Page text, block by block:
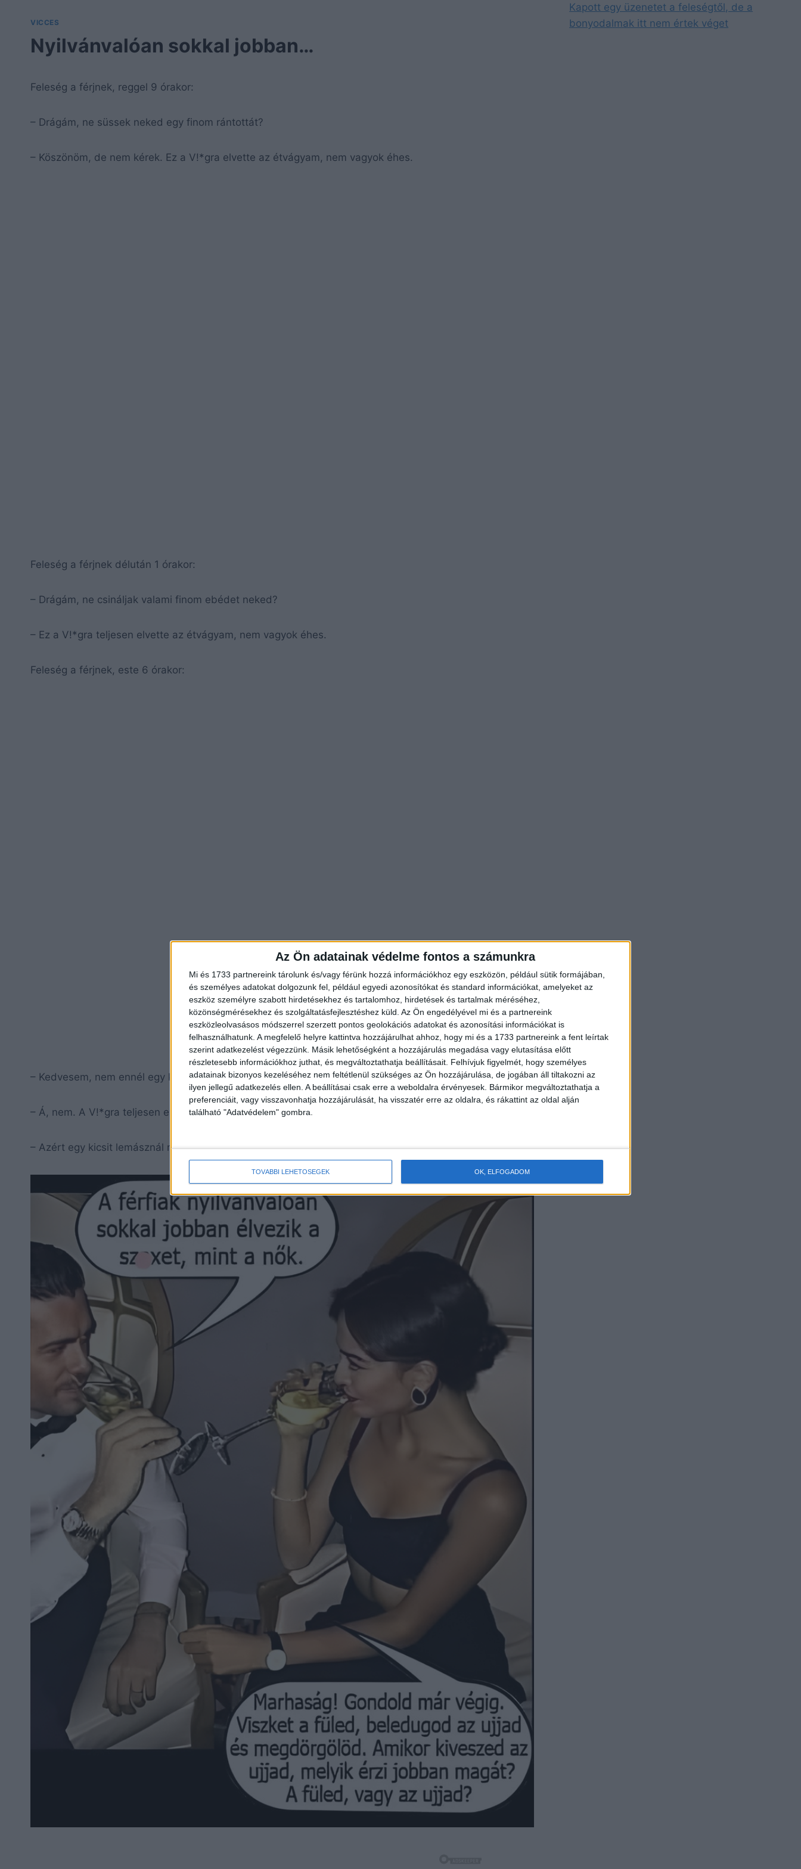
Az Ön adatainak védelme fontos a számunkra
Mi és 1733 partnereink tárolunk és/vagy férünk hozzá információkhoz egy eszközön, például sütik formájában,
és személyes adatokat dolgozunk fel, például egyedi azonosítókat és standard információkat, amelyeket az
eszköz személyre szabott hirdetésekhez és tartalomhoz, hirdetések és tartalmak méréséhez,
közönségmérésekhez és szolgáltatásfejlesztéshez küld. Az Ön engedélyével mi és a partnereink
eszközleolvasásos módszerrel szerzett pontos geolokációs adatokat és azonosítási információkat is
felhasználhatunk. A megfelelő helyre kattintva hozzájárulhat ahhoz, hogy mi és a 1733 partnereink a fent leírtak
szerint adatkezelést végezzünk. Másik lehetőségként a hozzájárulás megadása vagy elutasítása előtt
részletesebb információkhoz juthat, és megváltoztathatja beállításait. Felhívjuk figyelmét, hogy személyes
adatainak bizonyos kezeléséhez nem feltétlenül szükséges az Ön hozzájárulása, de jogában áll tiltakozni az
ilyen jellegű adatkezelés ellen. A beállításai csak erre a weboldalra érvényesek. Bármikor megváltoztathatja a
preferenciáit, vagy visszavonhatja hozzájárulását, ha visszatér erre az oldalra, és rákattint az oldal alján
található "Adatvédelem" gombra.
TOVÁBBI LEHETŐSÉGEK OK, ELFOGADOM
VICCES
Nyilvánvalóan sokkal jobban…
Feleség a férjnek, reggel 9 órakor:
– Drágám, ne süssek neked egy finom rántottát?
– Köszönöm, de nem kérek. Ez a V!*gra elvette az étvágyam, nem vagyok éhes.
Feleség a férjnek délután 1 órakor:
– Drágám, ne csináljak valami finom ebédet neked?
– Ez a V!*gra teljesen elvette az étvágyam, nem vagyok éhes.
Feleség a férjnek, este 6 órakor:
– Kedvesem, nem ennél egy kis húslevest?
– Á, nem. A V!*gra teljesen elvette az étvágyam, egyáltalán nem vagyok éhes.
– Azért egy kicsit lemásznál rólam? Én már majdnem éhen halok…
Kapott egy üzenetet a feleségtől, de a
bonyodalmak itt nem értek véget